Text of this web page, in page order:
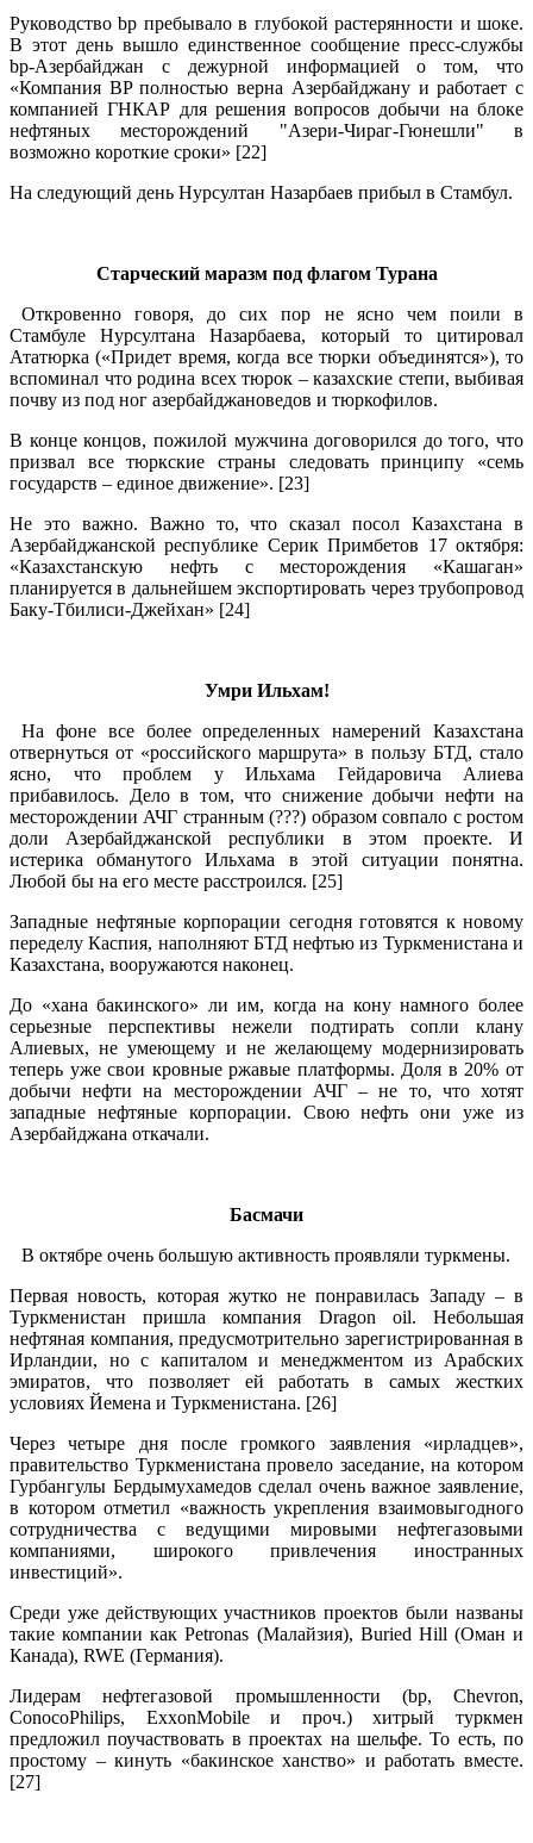
Руководство bp пребывало в глубокой растерянности и шоке.
В этот день вышло единственное сообщение пресс-службы
bp-Азербайджан с дежурной информацией о том, что
«Компания BP полностью верна Азербайджану и работает с
компанией ГНКАР для решения вопросов добычи на блоке
нефтяных месторождений "Азери-Чираг-Гюнешли" в
возможно короткие сроки» [22]
На следующий день Нурсултан Назарбаев прибыл в Стамбул.
Старческий маразм под флагом Турана
Откровенно говоря, до сих пор не ясно чем поили в
Стамбуле Нурсултана Назарбаева, который то цитировал
Ататюрка («Придет время, когда все тюрки объединятся»), то
вспоминал что родина всех тюрок – казахские степи, выбивая
почву из под ног азербайджановедов и тюркофилов.
В конце концов, пожилой мужчина договорился до того, что
призвал все тюркские страны следовать принципу «семь
государств – единое движение». [23]
Не это важно. Важно то, что сказал посол Казахстана в
Азербайджанской республике Серик Примбетов 17 октября:
«Казахстанскую нефть с месторождения «Кашаган»
планируется в дальнейшем экспортировать через трубопровод
Баку-Тбилиси-Джейхан» [24]
Умри Ильхам!
На фоне все более определенных намерений Казахстана
отвернуться от «российского маршрута» в пользу БТД, стало
ясно, что проблем у Ильхама Гейдаровича Алиева
прибавилось. Дело в том, что снижение добычи нефти на
месторождении АЧГ странным (???) образом совпало с ростом
доли Азербайджанской республики в этом проекте. И
истерика обманутого Ильхама в этой ситуации понятна.
Любой бы на его месте расстроился. [25]
Западные нефтяные корпорации сегодня готовятся к новому
переделу Каспия, наполняют БТД нефтью из Туркменистана и
Казахстана, вооружаются наконец.
До «хана бакинского» ли им, когда на кону намного более
серьезные перспективы нежели подтирать сопли клану
Алиевых, не умеющему и не желающему модернизировать
теперь уже свои кровные ржавые платформы. Доля в 20% от
добычи нефти на месторождении АЧГ – не то, что хотят
западные нефтяные корпорации. Свою нефть они уже из
Азербайджана откачали.
Басмачи
В октябре очень большую активность проявляли туркмены.
Первая новость, которая жутко не понравилась Западу – в
Туркменистан пришла компания Dragon oil. Небольшая
нефтяная компания, предусмотрительно зарегистрированная в
Ирландии, но с капиталом и менеджментом из Арабских
эмиратов, что позволяет ей работать в самых жестких
условиях Йемена и Туркменистана. [26]
Через четыре дня после громкого заявления «ирладцев»,
правительство Туркменистана провело заседание, на котором
Гурбангулы Бердымухамедов сделал очень важное заявление,
в котором отметил «важность укрепления взаимовыгодного
сотрудничества с ведущими мировыми нефтегазовыми
компаниями, широкого привлечения иностранных
инвестиций».
Среди уже действующих участников проектов были названы
такие компании как Petronas (Малайзия), Buried Hill (Оман и
Канада), RWE (Германия).
Лидерам нефтегазовой промышленности (bp, Chevron,
ConocoPhilips, ExxonMobile и проч.) хитрый туркмен
предложил поучаствовать в проектах на шельфе. То есть, по
простому – кинуть «бакинское ханство» и работать вместе.
[27]